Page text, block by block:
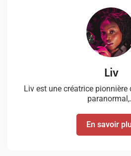
Liv
Liv est une créatrice
En savoir